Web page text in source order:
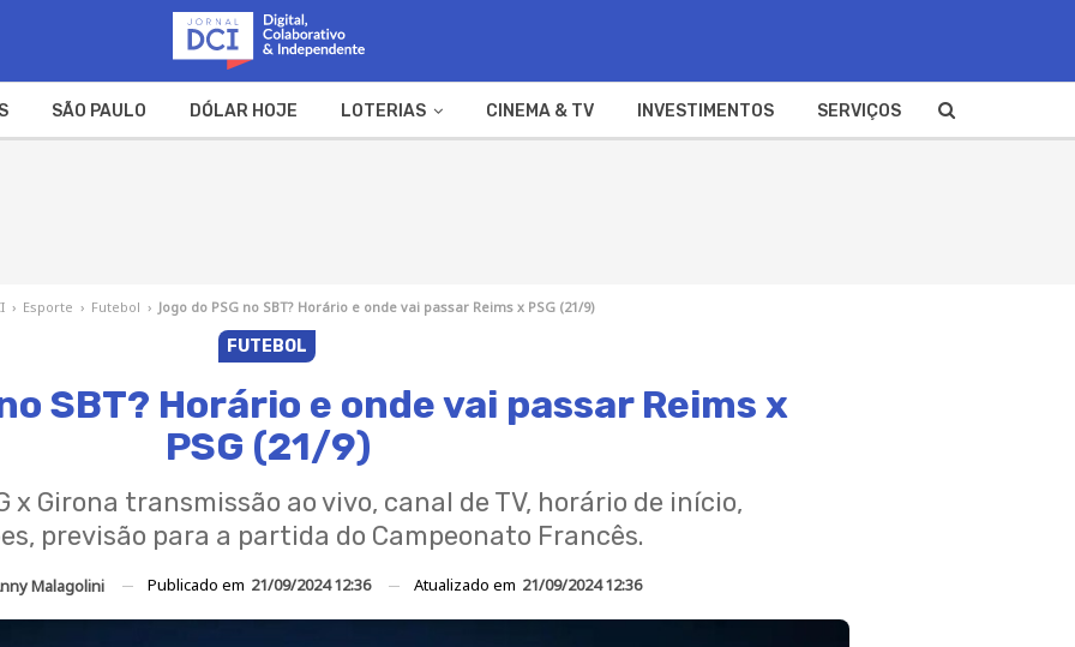
SÃO PAULO DÓLAR HOJE LOTERIAS CINEMA & TV INVESTIMENTOS SERVIÇOS
› Esporte › Futebol › Jogo do PSG no SBT? Horário e onde vai passar Reims x PSG (21/9)
FUTEBOL
SBT? Horário e onde vai passar Reims x
PSG (21/9)
x Girona transmissão ao vivo, canal de TV, horário de início,
previsão para a partida do Campeonato Francês.
Malagolini Publicado em 21/09/2024 12:36 Atualizado em 21/09/2024 12:36